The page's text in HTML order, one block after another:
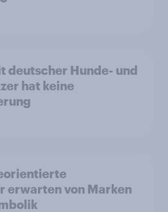
deutscher Hunde- und
hat keine
erwarten von Marken